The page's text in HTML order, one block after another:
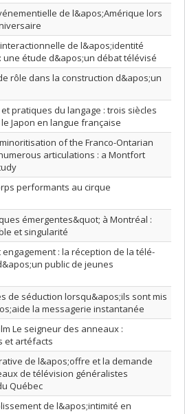
de l&apos;Amérique lors
de l&apos;identité
une étude d&apos;un débat télévisé
rôle dans la construction d&apos;un
pratiques du langage : trois siècles
Japon en langue française
of the Franco-Ontarian
articulations : a Montfort
performants au cirque
émergentes&quot; à Montréal :
et singularité
: la réception de la télé-
public de jeunes
de séduction lorsqu&apos;ils sont mis
la messagerie instantanée
Le seigneur des anneaux :
et artéfacts
de l&apos;offre et la demande
de télévision généralistes
Québec
de l&apos;intimité en